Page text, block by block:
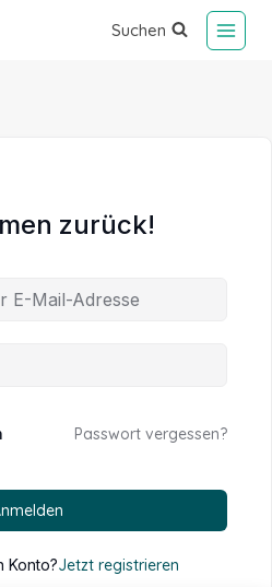
Suchen
zurück!
Passwort vergessen?
Konto?Jetzt registrieren